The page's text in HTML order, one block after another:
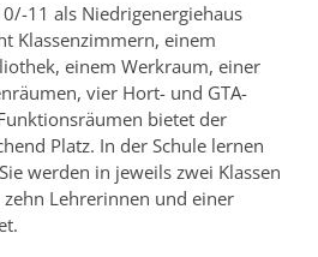
11 als Niedrigenergiehaus
Klassenzimmern, einem
einem Werkraum, einer
vier Hort- und GTA-
bietet der
Platz. In der Schule lernen
werden in jeweils zwei Klassen
Lehrerinnen und einer